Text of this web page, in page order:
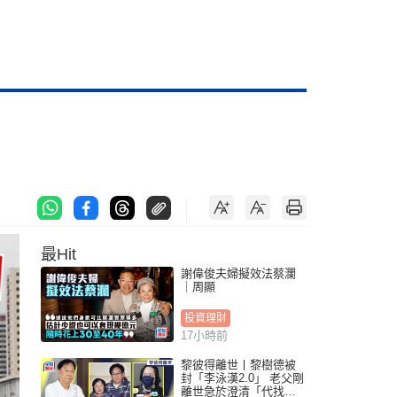
最Hit
謝偉俊夫婦擬效法蔡瀾
｜周顯
投資理財
17小時前
黎彼得離世丨黎樹德被
封「李泳漢2.0」 老父剛
離世急於澄清「代找卡